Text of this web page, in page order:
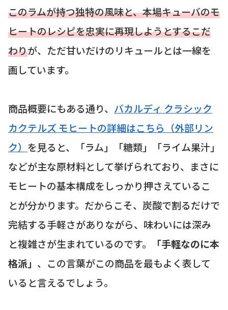
このラムが持つ独特の風味と、本場キューバのモ
ヒートのレシピを忠実に再現しようとするこだ
わりが、ただ甘いだけのリキュールとは一線を
画しています。
商品概要にもある通り、 バカルディ クラシック
カクテルズ モヒートの詳細はこちら（外部リン
ク） を見ると、「ラム」「糖類」「ライム果汁」
などが主な原材料として挙げられており、まさに
モヒートの基本構成をしっかり押さえているこ
とが分かります。だからこそ、炭酸で割るだけで
完結する手軽さがありながら、味わいには深み
と複雑さが生まれているのです。
「手軽なのに本
格派」 、この言葉がこの商品を最もよく表して
いると言えるでしょう。